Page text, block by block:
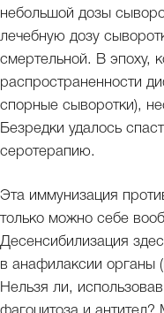
небольшой дозы
лечебную дозу
смертельной. В эпоху,
распространенности
спорные сыворотки),
Безредки удалось
серотерапию.
Эта иммунизация
только можно себе
Десенсибилизация
в анафилаксии органы
Нельзя ли,